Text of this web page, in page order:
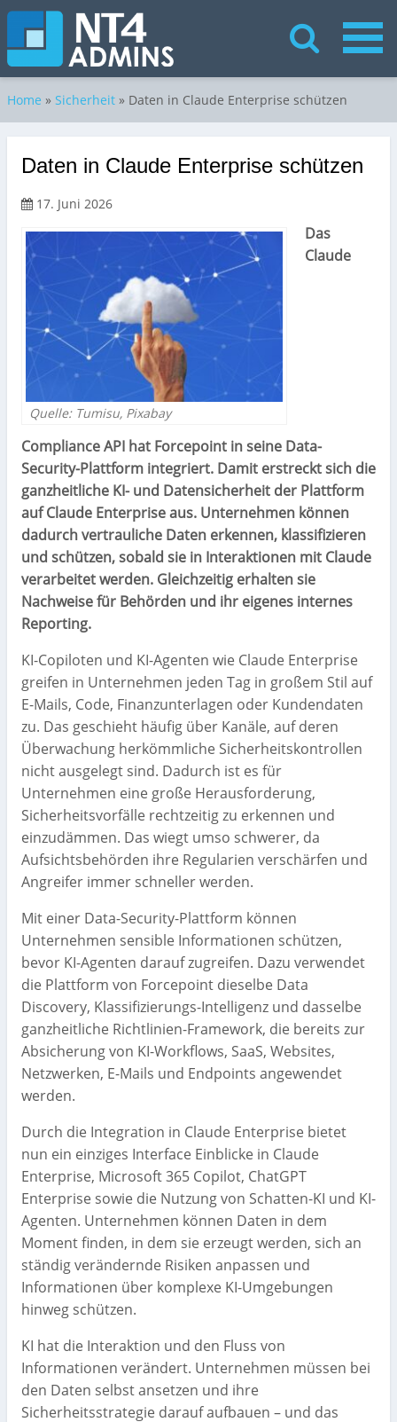
Home » Sicherheit » Daten in Claude Enterprise schützen
Daten in Claude Enterprise schützen
17. Juni 2026
Quelle: Tumisu, Pixabay
Das
Claude
Compliance API hat Forcepoint in seine Data-
Security-Plattform integriert. Damit erstreckt sich die
ganzheitliche KI- und Datensicherheit der Plattform
auf Claude Enterprise aus. Unternehmen können
dadurch vertrauliche Daten erkennen, klassifizieren
und schützen, sobald sie in Interaktionen mit Claude
verarbeitet werden. Gleichzeitig erhalten sie
Nachweise für Behörden und ihr eigenes internes
Reporting.
KI-Copiloten und KI-Agenten wie Claude Enterprise
greifen in Unternehmen jeden Tag in großem Stil auf
E-Mails, Code, Finanzunterlagen oder Kundendaten
zu. Das geschieht häufig über Kanäle, auf deren
Überwachung herkömmliche Sicherheitskontrollen
nicht ausgelegt sind. Dadurch ist es für
Unternehmen eine große Herausforderung,
Sicherheitsvorfälle rechtzeitig zu erkennen und
einzudämmen. Das wiegt umso schwerer, da
Aufsichtsbehörden ihre Regularien verschärfen und
Angreifer immer schneller werden.
Mit einer Data-Security-Plattform können
Unternehmen sensible Informationen schützen,
bevor KI-Agenten darauf zugreifen. Dazu verwendet
die Plattform von Forcepoint dieselbe Data
Discovery, Klassifizierungs-Intelligenz und dasselbe
ganzheitliche Richtlinien-Framework, die bereits zur
Absicherung von KI-Workflows, SaaS, Websites,
Netzwerken, E-Mails und Endpoints angewendet
werden.
Durch die Integration in Claude Enterprise bietet
nun ein einziges Interface Einblicke in Claude
Enterprise, Microsoft 365 Copilot, ChatGPT
Enterprise sowie die Nutzung von Schatten-KI und KI-
Agenten. Unternehmen können Daten in dem
Moment finden, in dem sie erzeugt werden, sich an
ständig verändernde Risiken anpassen und
Informationen über komplexe KI-Umgebungen
hinweg schützen.
KI hat die Interaktion und den Fluss von
Informationen verändert. Unternehmen müssen bei
den Daten selbst ansetzen und ihre
Sicherheitsstrategie darauf aufbauen – und das